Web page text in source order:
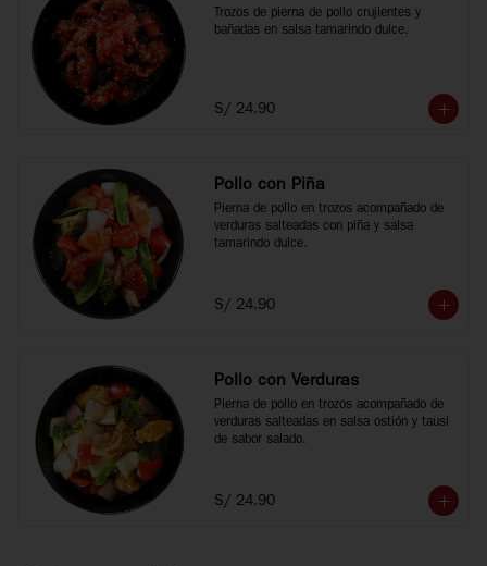
Trozos de pierna de pollo crujientes y
bañadas en salsa tamarindo dulce.
S/ 24.90
Pollo con Piña
Pierna de pollo en trozos acompañado de
verduras salteadas con piña y salsa
tamarindo dulce.
S/ 24.90
Pollo con Verduras
Pierna de pollo en trozos acompañado de
verduras salteadas en salsa ostión y tausi
de sabor salado.
S/ 24.90